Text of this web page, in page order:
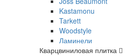
Kastamonu
Tarkett
Woodstyle
Ламинели
Кварцвиниловая плитка